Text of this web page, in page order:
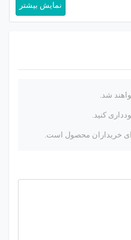
نمایش بیشتر
شد.
کنید.
خریداران محصول است.